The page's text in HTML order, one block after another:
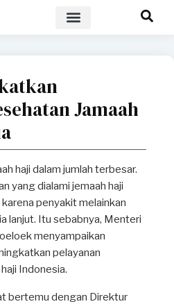
Jamaah
haji dalam jumlah terbesar.
yang dialami jemaah haji
penyakit melainkan
lanjut. Itu sebabnya, Menteri
menyampaikan
pelayanan
Indonesia.
bertemu dengan Direktur